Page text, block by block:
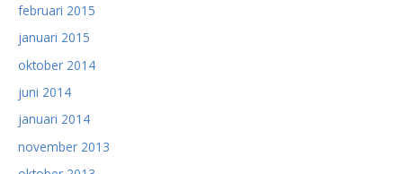
februari 2015
januari 2015
oktober 2014
juni 2014
januari 2014
november 2013